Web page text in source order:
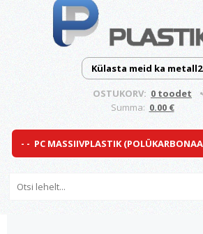
Külasta meid ka
OSTUKORV: 0 toodet
Summa: 0.00 €